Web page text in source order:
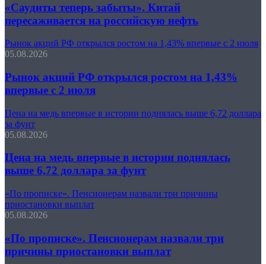
«Саудиты теперь забыты». Китай
пересаживается на российскую нефть
Рынок акций РФ открылся ростом на 1,43% впервые с 2 июля
05.08.2026
Рынок акций РФ открылся ростом на 1,43%
впервые с 2 июля
Цена на медь впервые в истории поднялась выше 6,72 доллара
за фунт
05.08.2026
Цена на медь впервые в истории поднялась
выше 6,72 доллара за фунт
«По прописке». Пенсионерам назвали три причины
приостановки выплат
05.08.2026
«По прописке». Пенсионерам назвали три
причины приостановки выплат